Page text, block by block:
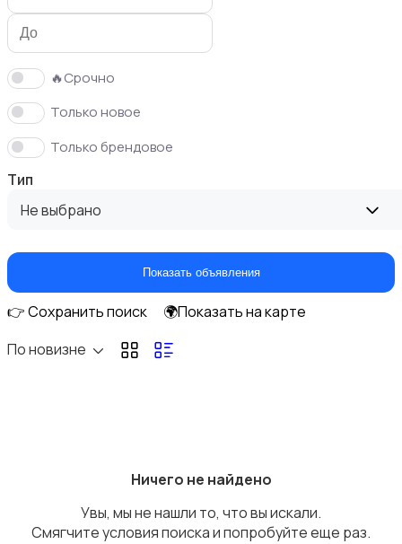
Кормление и питание
Купание
Подгузники и горшки
🔥Срочно
Только новое
Только брендовое
Тип
Не выбрано
Показать объявления
👉 Сохранить поиск
🌍Показать на карте
По новизне
Ничего не найдено
Увы, мы не нашли то, что вы искали.
Смягчите условия поиска и попробуйте еще раз.